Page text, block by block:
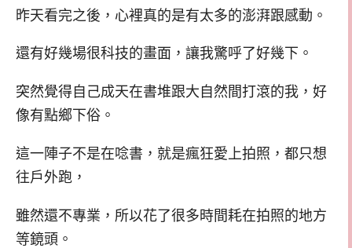
昨天看完之後，心裡真的是有太多的澎湃跟感動。
還有好幾場很科技的畫面，讓我驚呼了好幾下。
突然覺得自己成天在書堆跟大自然間打滾的我，好
像有點鄉下俗。
這一陣子不是在唸書，就是瘋狂愛上拍照，都只想
往戶外跑，
雖然還不專業，所以花了很多時間耗在拍照的地方
等鏡頭。